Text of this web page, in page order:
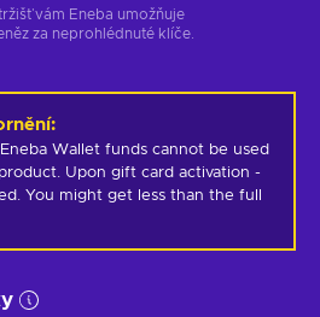
vám Eneba umožňuje
za neprohlédnuté klíče.
:
Wallet funds cannot be used
Upon gift card activation -
You might get less than the full